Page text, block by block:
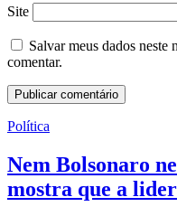
Site
Salvar meus dados neste
comentar.
Política
Nem Bolsonaro
mostra que a